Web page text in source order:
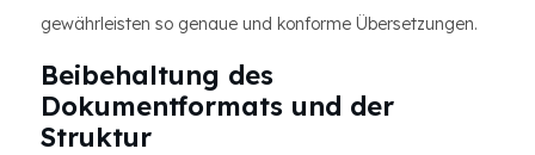
gewährleisten so genaue und konforme Übersetzungen.
Beibehaltung des
Dokumentformats und der
Struktur